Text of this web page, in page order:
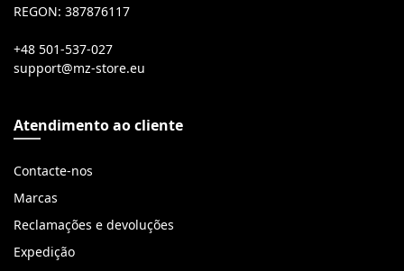
REGON: 387876117
+48 501-537-027
Atendimento ao cliente
Contacte-nos
Marcas
Reclamações e devoluções
Expedição